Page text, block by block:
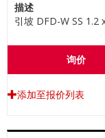
描述
引坡 DFD-W SS 1.2
询价
添加至报价列表